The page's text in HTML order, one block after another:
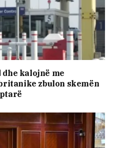
dhe kalojnë me
zbulon skemën